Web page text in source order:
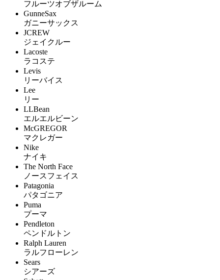
フルーツオブザルーム
GunneSax
ガニーサックス
JCREW
ジェイクルー
Lacoste
ラコステ
Levis
リーバイス
Lee
リー
LLBean
エルエルビーン
McGREGOR
マクレガー
Nike
ナイキ
The North Face
ノースフェイス
Patagonia
パタゴニア
Puma
プーマ
Pendleton
ペンドルトン
Ralph Lauren
ラルフローレン
Sears
シアーズ